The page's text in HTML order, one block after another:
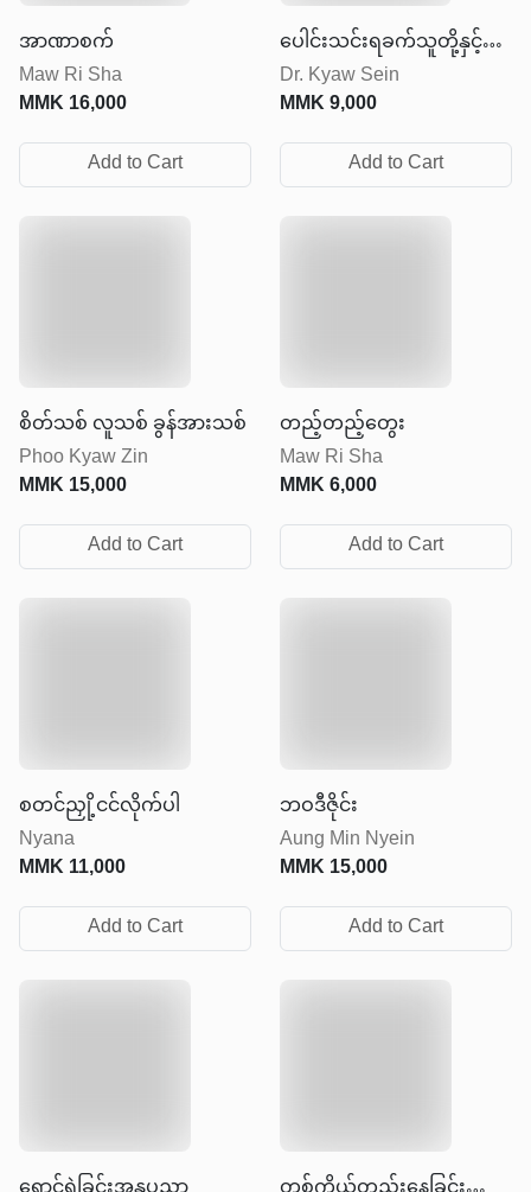
အာဏာစက်
Maw Ri Sha
MMK16,000
Add to Cart
ပေါင်းသင်းရခက်သူတို့နှင့်
အဆင်ပြေစွာဆက်ဆံနည်း
များ
Dr. Kyaw Sein
MMK9,000
Add to Cart
စိတ်သစ် လူသစ် ခွန်အားသစ်
Phoo Kyaw Zin
MMK15,000
Add to Cart
တည့်တည့်တွေး
Maw Ri Sha
MMK6,000
Add to Cart
စတင်ညှို့ငင်လိုက်ပါ
Nyana
MMK11,000
Add to Cart
ဘဝဒီဇိုင်း
Aung Min Nyein
MMK15,000
Add to Cart